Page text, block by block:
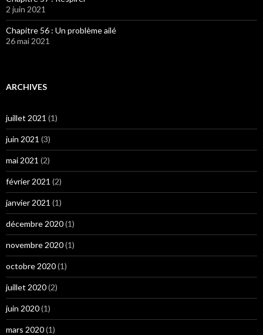
2 juin 2021
Chapitre 56 : Un problème ailé
26 mai 2021
ARCHIVES
juillet 2021 (1)
juin 2021 (3)
mai 2021 (2)
février 2021 (2)
janvier 2021 (1)
décembre 2020(1)
novembre 2020(1)
octobre 2020(1)
juillet 2020(2)
juin 2020(1)
mars 2020(1)